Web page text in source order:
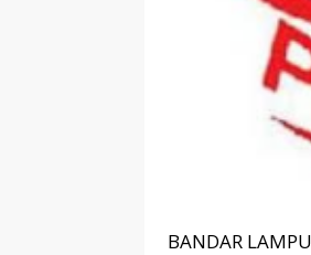
BANDAR